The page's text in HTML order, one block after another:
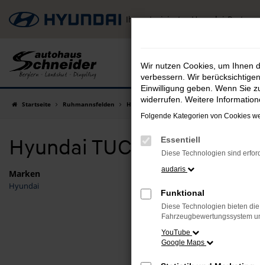
Zum
Hauptinhalt
Ihr autorisierter Hyundai-Partner
Startseite Ruhmannsfelden Hyundai Hyundai TUCSON Hyundai
Hyundai TUCSON
Marken
Hyundai
Beim
Wir nutzen Cookies, um Ihnen
verbessern. Wir
Einwilligung geben. Wenn Sie
widerrufen. Weitere
Folgende Kategorien von Cookies
Essentiell
Diese Technologien sind
audaris
Funktional
Diese Technologien bieten
Fahrzeugbewertungssystem
YouTube
Google Maps